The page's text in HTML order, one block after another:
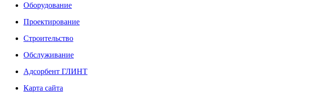
Оборудование
Проектирование
Строительство
Обслуживание
Адсорбент ГЛИНТ
Карта сайта